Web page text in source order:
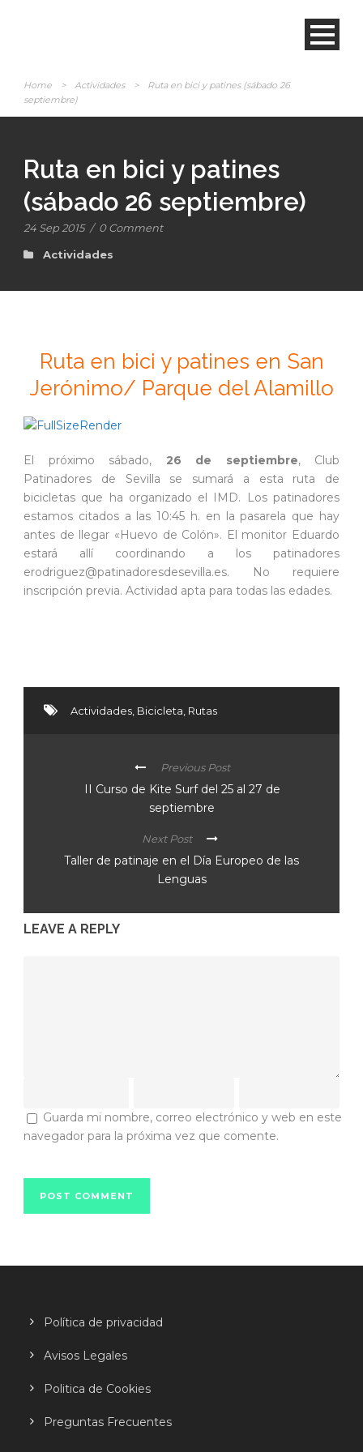
Home > Actividades >
Ruta en bici y patines (sábado 26
septiembre)
Ruta en bici y patines
(sábado 26 septiembre)
24 Sep 2015 / 0 Comment
Actividades
Ruta en bici y patines en San
Jerónimo/ Parque del Alamillo
El próximo sábado, 26 de septiembre, Club
Patinadores de Sevilla se sumará a esta ruta de
bicicletas que ha organizado el IMD. Los patinadores
estamos citados a las 10:45 h. en la pasarela que hay
antes de llegar «Huevo de Colón». El monitor Eduardo
estará allí coordinando a los patinadores
erodriguez@patinadoresdesevilla.es. No requiere
inscripción previa. Actividad apta para todas las edades.
Actividades Bicicleta Rutas
Previous Post
II Curso de Kite Surf del 25 al 27 de
septiembre
Next Post
Taller de patinaje en el Día Europeo de las
Lenguas
LEAVE A REPLY
Guarda mi nombre, correo electrónico y web en este
navegador para la próxima vez que comente.
Política de privacidad
Avisos Legales
Politica de Cookies
Preguntas Frecuentes